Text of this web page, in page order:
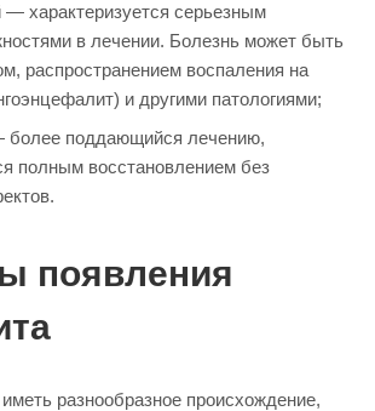
характеризуется серьезным
в лечении. Болезнь может быть
распространением воспаления на
и другими патологиями;
поддающийся лечению,
полным восстановлением без
появления
разнообразное происхождение,